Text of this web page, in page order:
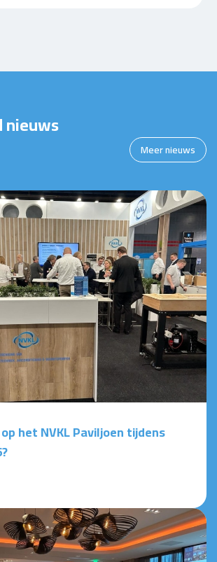
nieuws
Meer nieuws
het NVKL Paviljoen tijdens